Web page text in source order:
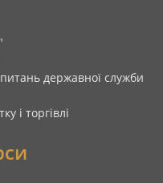
державної служби
і торгівлі